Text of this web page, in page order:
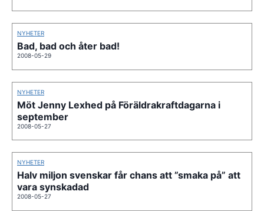
NYHETER
Bad, bad och åter bad!
2008-05-29
NYHETER
Möt Jenny Lexhed på Föräldrakraftdagarna i
september
2008-05-27
NYHETER
Halv miljon svenskar får chans att ”smaka på” att
vara synskadad
2008-05-27